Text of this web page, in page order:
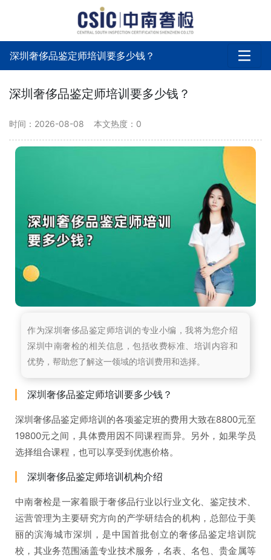
深圳奢侈品鉴定师培训要多少钱？
深圳奢侈品鉴定师培训要多少钱？
时间：2026-08-08 本文热度： 0
作为深圳奢侈品鉴定师培训的专业小编，我将为您介绍
深圳中南奢检的相关信息，包括收费标准、培训内容和
优势，帮助您了解这一领域的培训费用和选择。
深圳奢侈品鉴定师培训要多少钱？
深圳奢侈品鉴定师培训的各项鉴定班的费用大致在8800元至
19800元之间，具体费用因不同课程而异。另外，如果学员
选择组合课程，也可以享受到优惠价格。
深圳奢侈品鉴定师培训机构介绍
中南奢检是一家着眼于奢侈品行业以行业文化、鉴定技术、
运营管理为主要研究方向的产学研结合的机构，总部位于美
丽的滨海城市深圳，是中国首批创立的奢侈品鉴定培训院
校，其业务范围涵盖专业技术服务，名表、名包、贵金属等